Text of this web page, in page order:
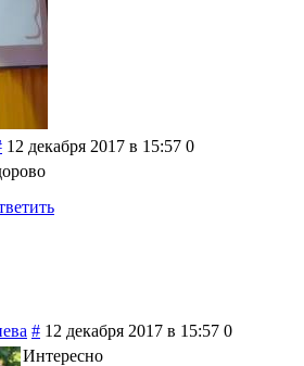
12 декабря 2017 в 15:57 0
# 12 декабря 2017 в 15:57 0
Интересно